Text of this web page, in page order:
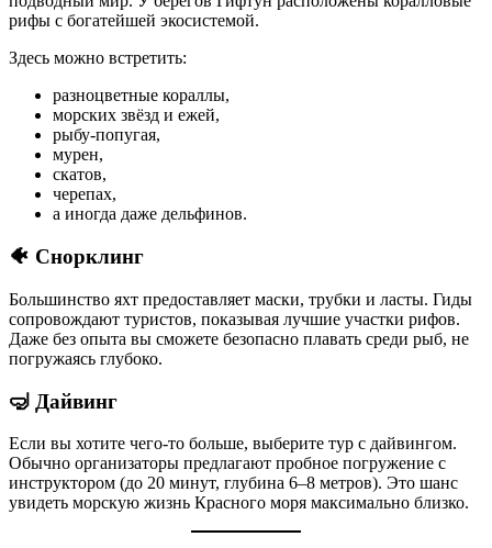
рифы с богатейшей экосистемой.
Здесь можно встретить:
разноцветные кораллы,
морских звёзд и ежей,
рыбу-попугая,
мурен,
скатов,
черепах,
а иногда даже дельфинов.
🐠 Снорклинг
Большинство яхт предоставляет маски, трубки и ласты. Гиды
сопровождают туристов, показывая лучшие участки рифов.
Даже без опыта вы сможете безопасно плавать среди рыб, не
погружаясь глубоко.
🤿 Дайвинг
Если вы хотите чего-то больше, выберите тур с дайвингом.
Обычно организаторы предлагают пробное погружение с
инструктором (до 20 минут, глубина 6–8 метров). Это шанс
увидеть морскую жизнь Красного моря максимально близко.